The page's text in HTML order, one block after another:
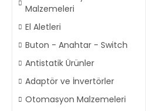
Malzemeleri
El Aletleri
Buton - Anahtar - Switch
Antistatik Ürünler
Adaptör ve İnvertörler
Otomasyon Malzemeleri